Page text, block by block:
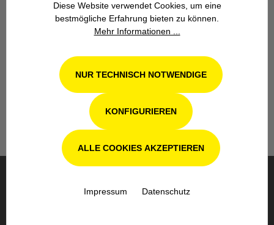
Unsere Fachwerkstatt für Garten-, Forst-
und Landtechnik- Geräte in Odenthal bei
Köln steht Ihnen auch nach dem Kauf mit
Rat und Tat zur Seite.
BESTELLUNG & VERSAND
Diese Website verwendet Cookies, um eine
bestmögliche Erfahrung bieten zu können.
Mehr Informationen ...
NUR TECHNISCH NOTWENDIGE
KONFIGURIEREN
ALLE COOKIES AKZEPTIEREN
Impressum Datenschutz